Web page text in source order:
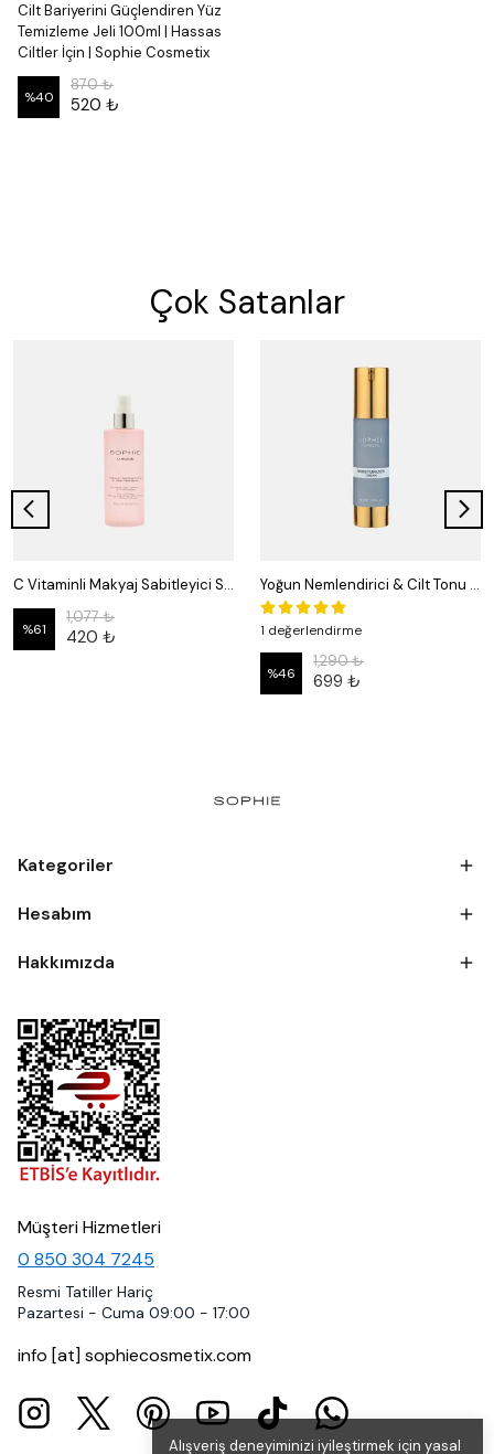
Alışveriş deneyiminizi iyileştirmek için yasal
Cilt Bariyerini Güçlendiren Yüz
Temizleme Jeli 100ml | Hassas
Ciltler İçin | Sophie Cosmetix
%40
870 ₺
520 ₺
Çok Satanlar
C Vitaminli Makyaj Sabitleyici Sprey – Işıltılı ve Kalıcı Görünüm | 250 ml
%61
1,077 ₺
420 ₺
Yoğun Nemlendirici & Cilt Tonu Eşitleyici Krem - Hassas Ciltlere Özel 50 ml | Sophie Cosmetix
1 değerlendirme
%46
1,290 ₺
699 ₺
Kategoriler
Hesabım
Hakkımızda
Müşteri Hizmetleri
0 850 304 7245
Resmi Tatiller Hariç
Pazartesi - Cuma 09:00 - 17:00
info [at] sophiecosmetix.com